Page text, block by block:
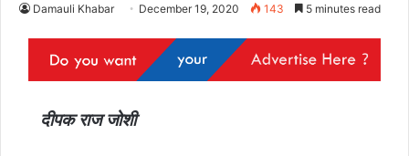
Damauli Khabar December 19, 2020 143 5 minutes read
दीपक राज जोशी